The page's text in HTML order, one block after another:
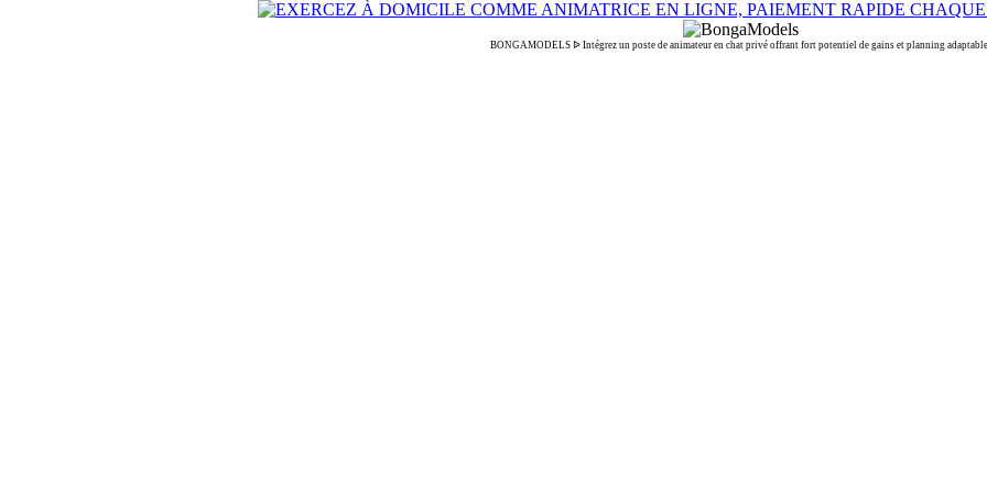
BONGAMODELS ᐉ Intégrez un poste de animateur en chat privé offrant fort potentiel de gains et planning